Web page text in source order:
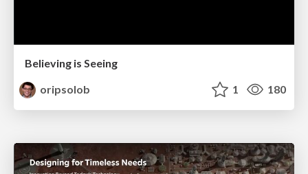
Believing is Seeing
oripsolob
1 180